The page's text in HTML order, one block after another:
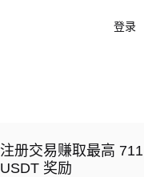
登录
注册交易赚取最高 711
USDT 奖励